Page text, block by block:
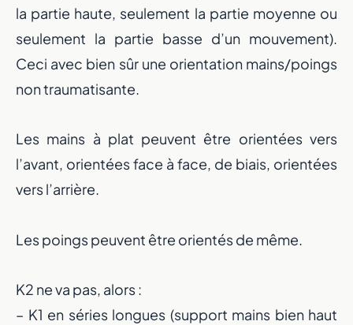
la partie haute, seulement la partie moyenne ou
seulement la partie basse d’un mouvement).
Ceci avec bien sûr une orientation mains/poings
non traumatisante.
Les mains à plat peuvent être orientées vers
l’avant, orientées face à face, de biais, orientées
vers l’arrière.
Les poings peuvent être orientés de même.
K2 ne va pas, alors :
– K1 en séries longues (support mains bien haut